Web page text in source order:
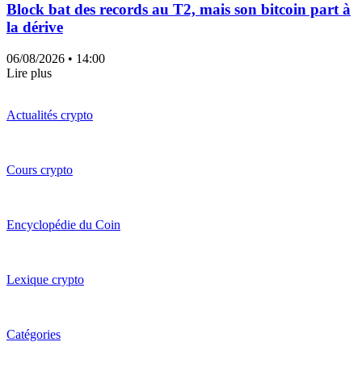
Block bat des records au T2, mais son bitcoin part à
la dérive
06/08/2026 • 14:00
Lire plus
Actualités crypto
Cours crypto
Encyclopédie du Coin
Lexique crypto
Catégories